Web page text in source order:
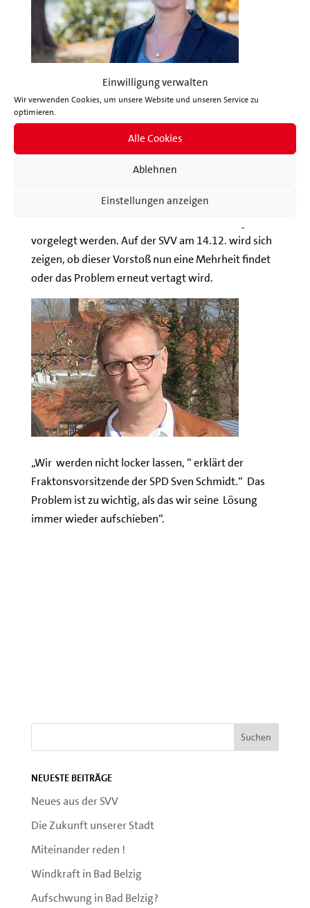
Einwilligung verwalten
Wir verwenden Cookies, um unsere Website und unseren Service zu
optimieren.
Alle Cookies
Ablehnen
Einstellungen anzeigen
Aus diesen Gründen unternimmt die SPD Fraktion in
der SVV nunmehr einen neuen Vorstoß, um
Arbeitsauftrag an die Stadtverwaltung zur
Expertinnen und Experten Lösungen zu erarbeiten.
vorgelegt werden. Auf der SVV am 14.12. wird sich
zeigen, ob dieser Vorstoß nun eine Mehrheit findet
oder das Problem erneut vertagt wird.
„Wir werden nicht locker lassen, “ erklärt der
Fraktonsvorsitzende der SPD Sven Schmidt.“ Das
Problem ist zu wichtig, als das wir seine Lösung
immer wieder aufschieben“.
Neueste Beiträge
Neues aus der SVV
Die Zukunft unserer Stadt
Miteinander reden !
Windkraft in Bad Belzig
Aufschwung in Bad Belzig?